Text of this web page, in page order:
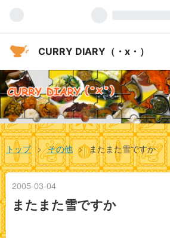
CURRY DIARY（・x・）
トップ > その他 > またまた雪ですか
2005-03-04
またまた雪ですか